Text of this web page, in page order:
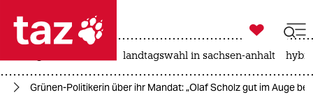
 taz zahl ich
taz zahl ich

taz zahl ich
landtagswahl in sachsen-anhalt
Grünen-Politikerin über ihr Mandat: „Olaf Scholz gut im Auge